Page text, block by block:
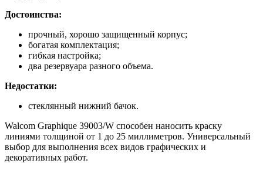
Достоинства:
прочный, хорошо защищенный корпус;
богатая комплектация;
гибкая настройка;
два резервуара разного объема.
Недостатки:
стеклянный нижний бачок.
Walcom Graphique 39003/W способен наносить краску
линиями толщиной от 1 до 25 миллиметров. Универсальный
выбор для выполнения всех видов графических и
декоративных работ.